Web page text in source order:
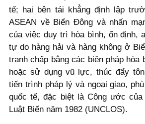
tế; hai bên tái khẳng định lập
ASEAN về Biển Đông và nhấn
của việc duy trì hòa bình, ổn định,
tự do hàng hải và hàng không ở
tranh chấp bằng các biện pháp hòa
hoặc sử dụng vũ lực, thúc đẩy
tiến trình pháp lý và ngoại giao,
quốc tế, đặc biệt là Công ước
Luật Biển năm 1982 (UNCLOS).